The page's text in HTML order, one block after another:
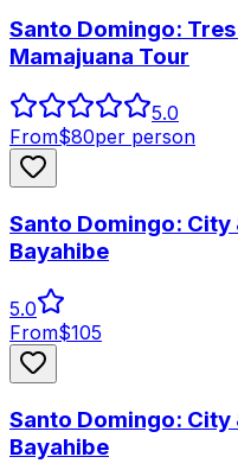
Santo Domingo:
Mamajuana Tour
5.0
From$80per person
Santo Domingo:
Bayahibe
5.0
From$105
Santo Domingo:
Bayahibe